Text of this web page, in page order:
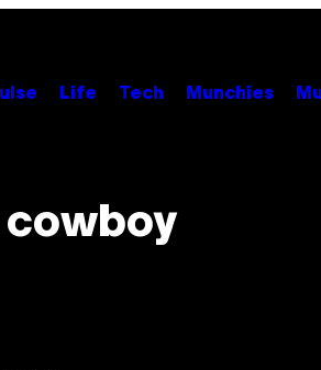
Life Tech Munchies
cowboy